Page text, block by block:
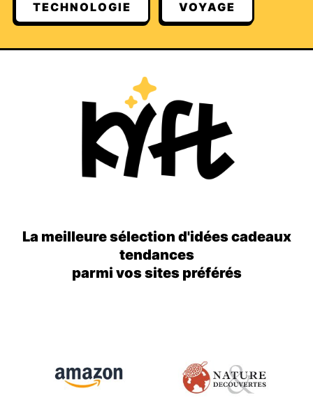
TECHNOLOGIE VOYAGE
La meilleure sélection d'idées cadeaux
tendances
parmi vos sites préférés